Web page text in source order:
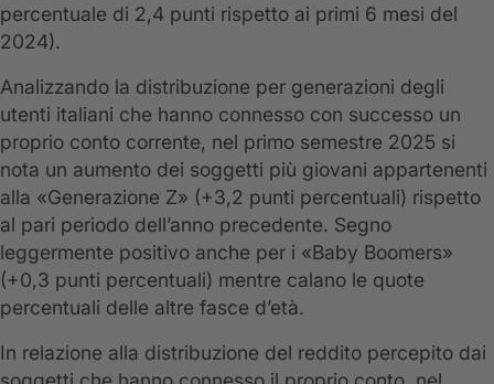
percentuale di 2,4 punti rispetto ai primi 6 mesi del
2024).
Analizzando la distribuzione per generazioni degli
utenti italiani che hanno connesso con successo un
proprio conto corrente, nel primo semestre 2025 si
nota un aumento dei soggetti più giovani appartenenti
alla «Generazione Z» (+3,2 punti percentuali) rispetto
al pari periodo dell’anno precedente. Segno
leggermente positivo anche per i «Baby Boomers»
(+0,3 punti percentuali) mentre calano le quote
percentuali delle altre fasce d’età.
In relazione alla distribuzione del reddito percepito dai